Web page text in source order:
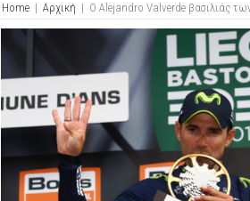
Home | Αρχική | Ο Alejandro Valverde βασιλιάς